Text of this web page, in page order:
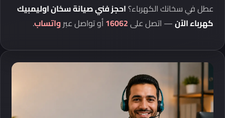
عطل في سخانك الكهرباء؟احجز فني صيانة سخان اوليمبيك
كهرباء الآن— اتصل على16062أو تواصل عبرواتساب.